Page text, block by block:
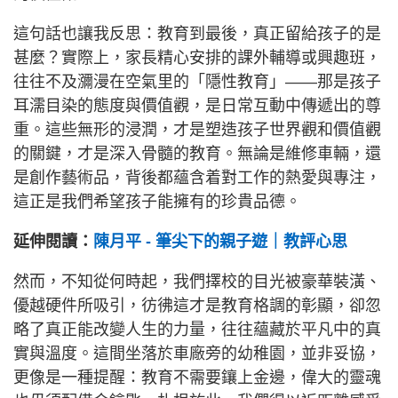
這句話也讓我反思：教育到最後，真正留給孩子的是
甚麼？實際上，家長精心安排的課外輔導或興趣班，
往往不及瀰漫在空氣里的「隱性教育」——那是孩子
耳濡目染的態度與價值觀，是日常互動中傳遞出的尊
重。這些無形的浸潤，才是塑造孩子世界觀和價值觀
的關鍵，才是深入骨髓的教育。無論是維修車輛，還
是創作藝術品，背後都蘊含着對工作的熱愛與專注，
這正是我們希望孩子能擁有的珍貴品德。
延伸閱讀： 陳月平 - 筆尖下的親子遊｜教評心思
然而，不知從何時起，我們擇校的目光被豪華裝潢、
優越硬件所吸引，彷彿這才是教育格調的彰顯，卻忽
略了真正能改變人生的力量，往往蘊藏於平凡中的真
實與溫度。這間坐落於車廠旁的幼稚園，並非妥協，
更像是一種提醒：教育不需要鑲上金邊，偉大的靈魂